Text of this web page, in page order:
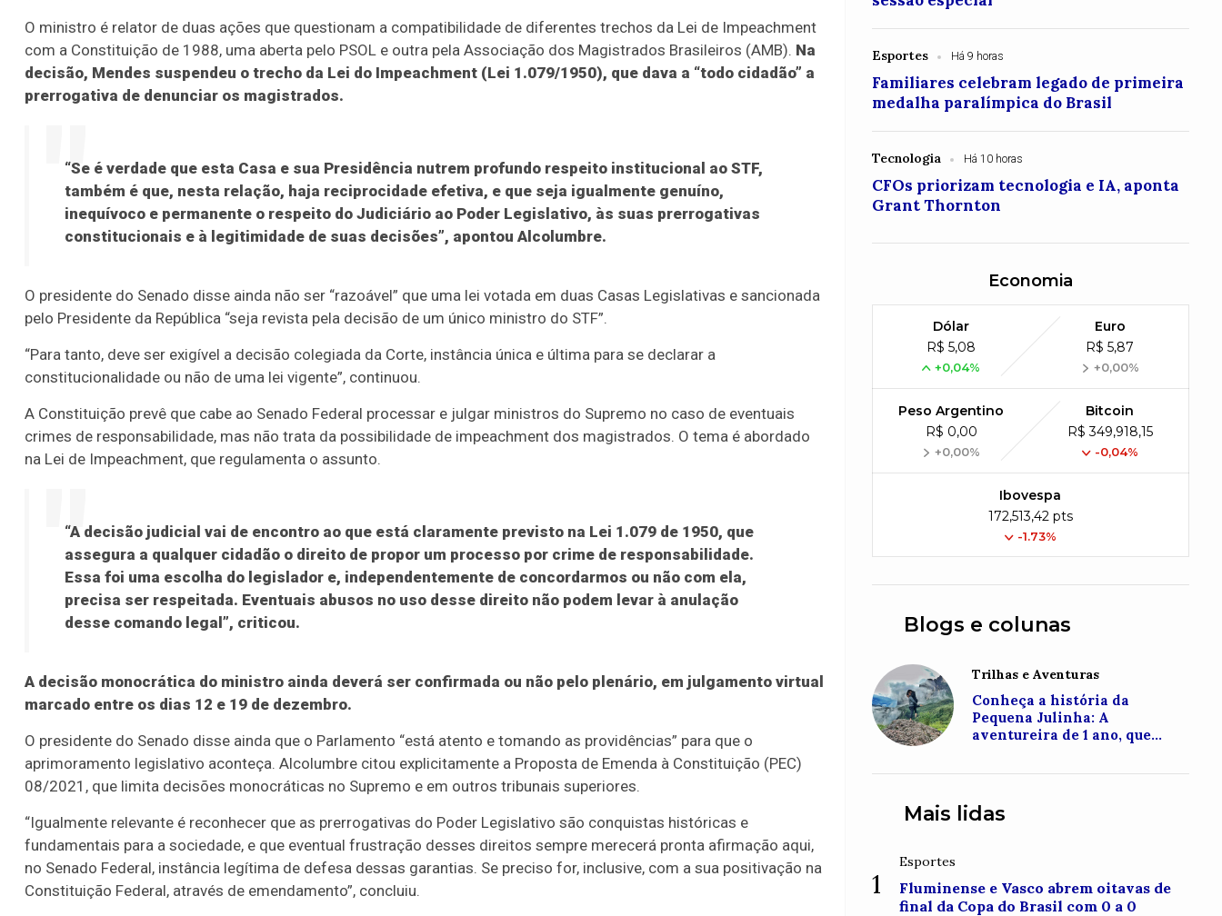
O ministro é relator de duas ações que questionam a compatibilidade de diferentes trechos da Lei de Impeachment
com a Constituição de 1988, uma aberta pelo PSOL e outra pela Associação dos Magistrados Brasileiros (AMB). Na
decisão, Mendes suspendeu o trecho da Lei do Impeachment (Lei 1.079/1950), que dava a “todo cidadão” a
prerrogativa de denunciar os magistrados.
“Se é verdade que esta Casa e sua Presidência nutrem profundo respeito institucional ao STF,
também é que, nesta relação, haja reciprocidade efetiva, e que seja igualmente genuíno,
inequívoco e permanente o respeito do Judiciário ao Poder Legislativo, às suas prerrogativas
constitucionais e à legitimidade de suas decisões”, apontou Alcolumbre.
O presidente do Senado disse ainda não ser “razoável” que uma lei votada em duas Casas Legislativas e sancionada
pelo Presidente da República “seja revista pela decisão de um único ministro do STF”.
“Para tanto, deve ser exigível a decisão colegiada da Corte, instância única e última para se declarar a
constitucionalidade ou não de uma lei vigente”, continuou.
A Constituição prevê que cabe ao Senado Federal processar e julgar ministros do Supremo no caso de eventuais
crimes de responsabilidade, mas não trata da possibilidade de impeachment dos magistrados. O tema é abordado
na Lei de Impeachment, que regulamenta o assunto.
“A decisão judicial vai de encontro ao que está claramente previsto na Lei 1.079 de 1950, que
assegura a qualquer cidadão o direito de propor um processo por crime de responsabilidade.
Essa foi uma escolha do legislador e, independentemente de concordarmos ou não com ela,
precisa ser respeitada. Eventuais abusos no uso desse direito não podem levar à anulação
desse comando legal”, criticou.
A decisão monocrática do ministro ainda deverá ser confirmada ou não pelo plenário, em julgamento virtual
marcado entre os dias 12 e 19 de dezembro.
O presidente do Senado disse ainda que o Parlamento “está atento e tomando as providências” para que o
aprimoramento legislativo aconteça. Alcolumbre citou explicitamente a Proposta de Emenda à Constituição (PEC)
08/2021, que limita decisões monocráticas no Supremo e em outros tribunais superiores.
“Igualmente relevante é reconhecer que as prerrogativas do Poder Legislativo são conquistas históricas e
fundamentais para a sociedade, e que eventual frustração desses direitos sempre merecerá pronta afirmação aqui,
no Senado Federal, instância legítima de defesa dessas garantias. Se preciso for, inclusive, com a sua positivação na
Constituição Federal, através de emendamento”, concluiu.
Esportes Há 9 horas
Familiares celebram legado de primeira
medalha paralímpica do Brasil
Tecnologia Há 10 horas
CFOs priorizam tecnologia e IA, aponta
Grant Thornton
Economia
Dólar
R$ 5,08
+0,04%
Euro
R$ 5,87
+0,00%
Peso Argentino
R$ 0,00
+0,00%
Bitcoin
R$ 349,918,15
-0,04%
Ibovespa
172,513,42 pts
-1.73%
Blogs e colunas
Trilhas e Aventuras
Conheça a história da
Pequena Julinha: A
aventureira de 1 ano, que
Roraima
Mais lidas
1
Esportes
Fluminense e Vasco abrem oitavas de
final da Copa do Brasil com 0 a 0